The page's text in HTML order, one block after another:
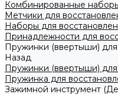
Комбинированные
Метчики для
Наборы для
Принадлежности для
Пружинки (ввертыши)
Назад
Пружинки (ввертыши)
Пружинка для
Зажимной инструмент